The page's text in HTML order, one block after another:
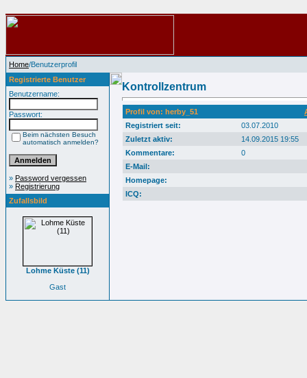
Home/Benutzerprofil
Registrierte Benutzer
Benutzername:
Passwort:
Beim nächsten Besuch
automatisch anmelden?
» Password vergessen
» Registrierung
Zufallsbild
Lohme Küste (11)
Gast
Kontrollzentrum
Profil von: herby_51
Registriert seit:
03.07.2010
Zuletzt aktiv:
14.09.2015 19:55
Kommentare:
0
E-Mail:
Homepage:
ICQ: